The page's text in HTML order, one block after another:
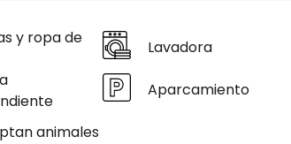
y ropa de
Lavadora
Aparcamiento
animales